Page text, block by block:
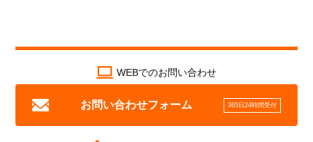
WEBでのお問い合わせ
お問い合わせフォーム 365日24時間受付